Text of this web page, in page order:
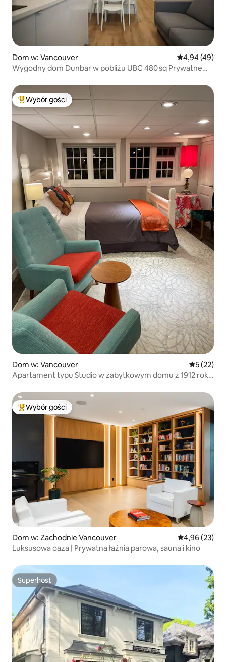
Dom w: Vancouver Średnia
4,94 (49)
Wygodny dom Dunbar w pobliżu UBC 480 sq Prywatne
Najpopularniejsze z kategorii Wybór gości
Wybór gości
Dom w: Vancouver Średnia
5 (22)
Apartament typu Studio w zabytkowym domu z 1912 roku
Najpopularniejsze z kategorii Wybór gości
Wybór gości
Dom w: Zachodnie Vancouver Średnia
4,96 (23)
Luksusowa oaza | Prywatna łaźnia parowa, sauna i kino
Superhost
Superhost